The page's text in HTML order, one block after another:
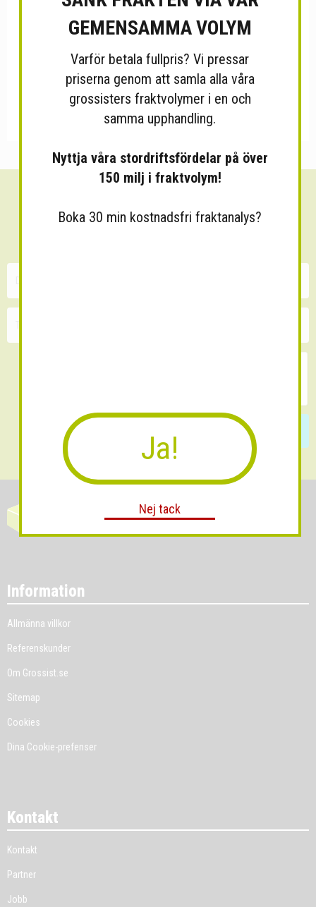
Sänk dina fraktkostnader!
Information
Allmänna villkor
Referenskunder
Om Grossist.se
Sitemap
Cookies
Dina Cookie-prefenser
Kontakt
Kontakt
Partner
Jobb
GEMENSAMMA VOLYM
Varför betala fullpris? Vi pressar
priserna genom att samla alla våra
grossisters fraktvolymer i en och
samma upphandling.
Nyttja våra stordriftsfördelar på över
150 milj i fraktvolym!
Boka 30 min kostnadsfri fraktanalys?
Ja!
Nej tack